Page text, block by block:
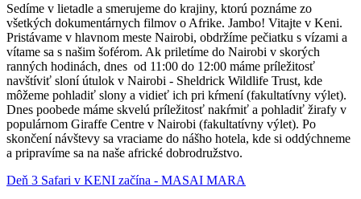
Sedíme v lietadle a smerujeme do krajiny, ktorú poznáme zo
všetkých dokumentárnych filmov o Afrike. Jambo! Vitajte v Keni.
Pristávame v hlavnom meste Nairobi, obdržíme pečiatku s vízami a
vítame sa s našim šoférom. Ak priletíme do Nairobi v skorých
ranných hodinách, dnes od 11:00 do 12:00 máme príležitosť
navštíviť sloní útulok v Nairobi - Sheldrick Wildlife Trust, kde
môžeme pohladiť slony a vidieť ich pri kŕmení (fakultatívny výlet).
Dnes poobede máme skvelú príležitosť nakŕmiť a pohladiť žirafy v
populárnom Giraffe Centre v Nairobi (fakultatívny výlet). Po
skončení návštevy sa vraciame do nášho hotela, kde si oddýchneme
a pripravíme sa na naše africké dobrodružstvo.
Deň 3 Safari v KENI začína - MASAI MARA